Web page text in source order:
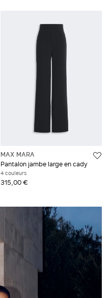
MAX MARA
Pantalon jambe large en cady
4 couleurs
315,00 €